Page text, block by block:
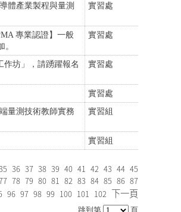
體產業製程與量測
實習處
專業認證】一般
實習處
坊」，請踴躍報名
實習處
實習處
量測技術教師實務
實習組
實習組
36 37 38 39 40 41 42 43 44 45
78 79 80 81 82 83 84 85 86 87
96 97 98 99 100 101 102 下一頁
跳到第 頁